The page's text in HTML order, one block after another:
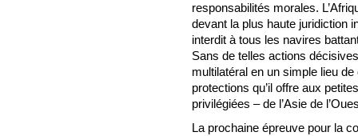
responsabilités morales.
devant la plus haute juridiction
interdit à tous les navires
Sans de telles actions
multilatéral en un simple lieu
protections qu’il offre aux
privilégiées – de l’Asie de
La prochaine épreuve pour la